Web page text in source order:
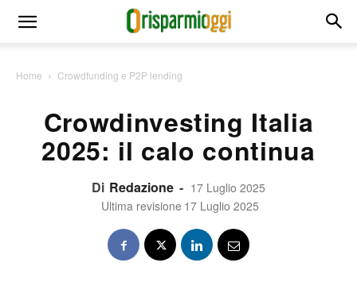
Home Crowdfunding e P2P lending
Crowdinvesting Italia
2025: il calo continua
Di Redazione - 17 Luglio 2025
Ultima revisione 17 Luglio 2025